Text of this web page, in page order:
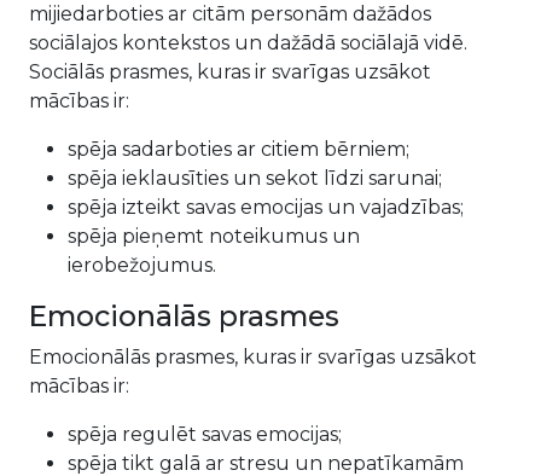
mijiedarboties ar citām personām dažādos
sociālajos kontekstos un dažādā sociālajā vidē.
Sociālās prasmes, kuras ir svarīgas uzsākot
mācības ir:
spēja sadarboties ar citiem bērniem;
spēja ieklausīties un sekot līdzi sarunai;
spēja izteikt savas emocijas un vajadzības;
spēja pieņemt noteikumus un
ierobežojumus.
Emocionālās prasmes
Emocionālās prasmes, kuras ir svarīgas uzsākot
mācības ir:
spēja regulēt savas emocijas;
spēja tikt galā ar stresu un nepatīkamām